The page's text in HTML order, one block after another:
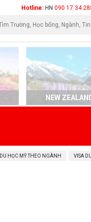
Hotline: HN 090 17 34
NEW
DU HỌC MỸ THEO NGÀNH VISA